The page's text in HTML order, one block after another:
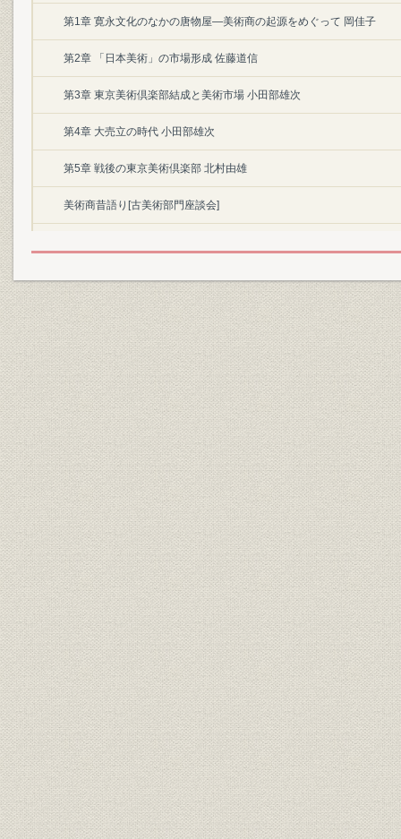
第1章 寛永文化のなかの唐物屋―美術商の起源をめぐって 岡佳子
第2章 「日本美術」の市場形成 佐藤道信
第3章 東京美術倶楽部結成と美術市場 小田部雄次
第4章 大売立の時代 小田部雄次
第5章 戦後の東京美術倶楽部 北村由雄
美術商昔語り[古美術部門座談会]
新画商の系譜
交換会一覧表
骨董屋評判記
記録篇
東京美術倶楽部入札売立史
大阪美術倶楽部入札売立史
京都美術倶楽部入札売立史
名古屋美術倶楽部入札売立史
金沢美術倶楽部入札売立史
戦後主要入札売立落札価格一覧
便覧篇
店舗履歴―東京美術商協同組合員アンケートによる
東京美術倶楽部歴代役員一覧
東京美術倶楽部百年史年表
付録
参考文献